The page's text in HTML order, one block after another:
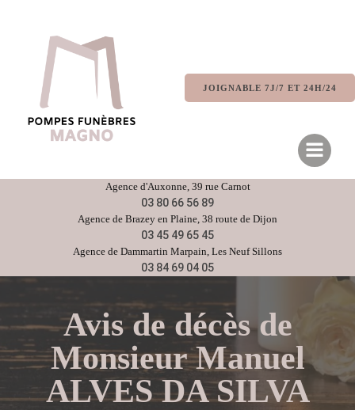
JOIGNABLE 7J/7 ET 24H/24
Agence d'Auxonne, 39 rue Carnot
03 80 66 56 89
Agence de Brazey en Plaine, 38 route de Dijon
03 45 49 65 45
Agence de Dammartin Marpain, Les Neuf Sillons
03 84 69 04 05
Avis de décès de
Monsieur Manuel
ALVES DA SILVA